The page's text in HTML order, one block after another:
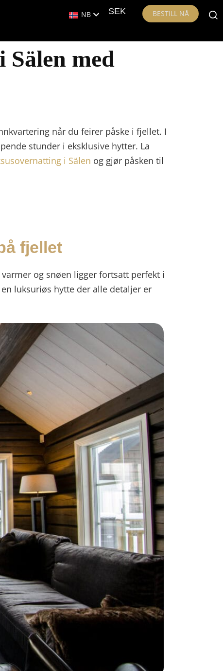
NB SEK BESTILL NÅ
Sälen med
når du feirer påske i fjellet. I
stunder i eksklusive hytter. La
i Sälen og gjør påsken til
fjellet
og snøen ligger fortsatt perfekt i
luksuriøs hytte der alle detaljer er